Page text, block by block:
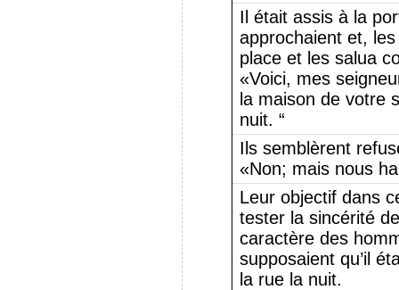
Il était assis à la
approchaient et,
place et les salua
«Voici, mes
la maison de votre
nuit. “
Ils semblèrent
«Non; mais nous
Leur objectif dans
tester la sincérité
caractère des
supposaient qu’il
la rue la nuit.